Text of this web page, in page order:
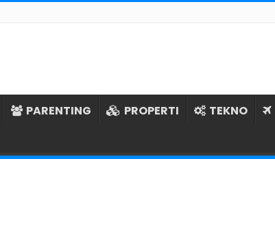
PARENTING PROPERTI TEKNO